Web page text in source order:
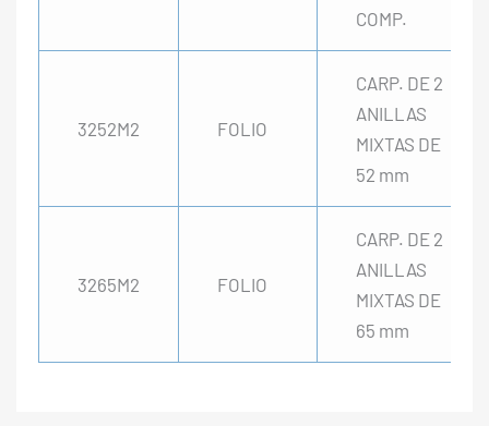
COMP.
3252M2 FOLIO
CARP. DE 2
ANILLAS
MIXTAS DE
52 mm
3265M2 FOLIO
CARP. DE 2
ANILLAS
MIXTAS DE
65 mm